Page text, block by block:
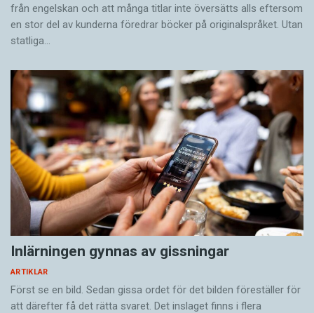
från engelskan och att många titlar inte översätts alls eftersom
en stor del av kunderna föredrar böcker på originalspråket. Utan
statliga…
Inlärningen gynnas av gissningar
ARTIKLAR
Först se en bild. Sedan gissa ordet för det bilden föreställer för
att därefter få det rätta svaret. Det inslaget finns i flera